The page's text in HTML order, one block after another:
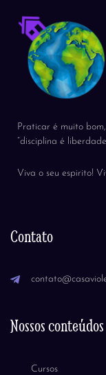
Praticar é muito
“disciplina é
Viva o seu espirito!
Contato
Nossos conteúdos
Cursos